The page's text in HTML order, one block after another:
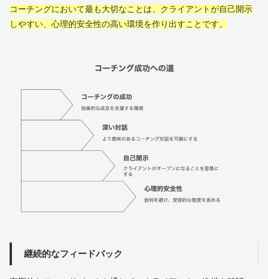
コーチングにおいて最も大切なことは、クライアントが自己開示
しやすい、心理的安全性の高い環境を作り出すことです。
継続的なフィードバック